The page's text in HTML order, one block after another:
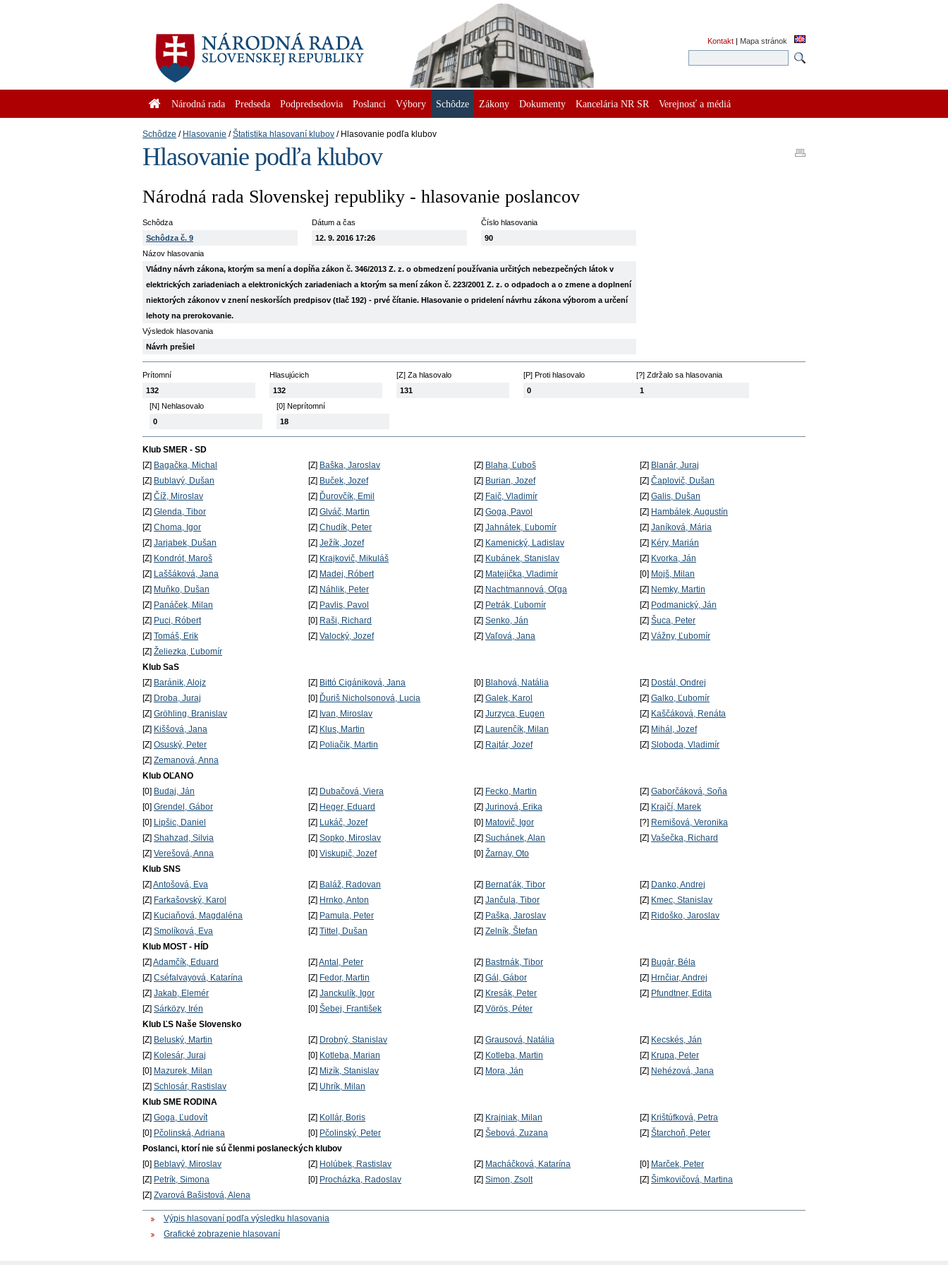
Kontakt | Mapa stránok
Národná rada Predseda Podpredsedovia Poslanci Výbory Schôdze Zákony Dokumenty Kancelária NR SR Verejnosť a médiá
Schôdze Hlasovanie Štatistika hlasovaní klubov Hlasovanie podľa klubov
Hlasovanie podľa klubov
Národná rada Slovenskej republiky - hlasovanie poslancov
Schôdza
Schôdza č. 9
Dátum a čas
12. 9. 2016 17:26
Číslo hlasovania
90
Názov hlasovania
Vládny návrh zákona, ktorým sa mení a dopĺňa zákon č. 346/2013 Z. z. o obmedzení používania určitých nebezpečných látok v
elektrických zariadeniach a elektronických zariadeniach a ktorým sa mení zákon č. 223/2001 Z. z. o odpadoch a o zmene a doplnení
niektorých zákonov v znení neskorších predpisov (tlač 192) - prvé čítanie. Hlasovanie o pridelení návrhu zákona výborom a určení
lehoty na prerokovanie.
Výsledok hlasovania
Návrh prešiel
Prítomní
132
Hlasujúcich
132
[Z] Za hlasovalo
131
[P] Proti hlasovalo
0
[?] Zdržalo sa hlasovania
1
[N] Nehlasovalo
0
[0] Neprítomní
18
Klub SMER - SD
[Z] Bagačka, Michal [Z] Baška, Jaroslav [Z] Blaha, Ľuboš [Z] Blanár, Juraj
[Z] Bublavý, Dušan [Z] Buček, Jozef [Z] Burian, Jozef [Z] Čaplovič, Dušan
[Z] Číž, Miroslav [Z] Ďurovčík, Emil [Z] Faič, Vladimír [Z] Galis, Dušan
[Z] Glenda, Tibor [Z] Glváč, Martin [Z] Goga, Pavol [Z] Hambálek, Augustín
[Z] Choma, Igor [Z] Chudík, Peter [Z] Jahnátek, Ľubomír [Z] Janíková, Mária
[Z] Jarjabek, Dušan [Z] Ježík, Jozef [Z] Kamenický, Ladislav [Z] Kéry, Marián
[Z] Kondrót, Maroš [Z] Krajkovič, Mikuláš [Z] Kubánek, Stanislav [Z] Kvorka, Ján
[Z] Laššáková, Jana [Z] Madej, Róbert [Z] Matejička, Vladimír [0] Mojš, Milan
[Z] Muňko, Dušan [Z] Náhlik, Peter [Z] Nachtmannová, Oľga [Z] Nemky, Martin
[Z] Panáček, Milan [Z] Pavlis, Pavol [Z] Petrák, Ľubomír [Z] Podmanický, Ján
[Z] Puci, Róbert [0] Raši, Richard [Z] Senko, Ján [Z] Šuca, Peter
[Z] Tomáš, Erik [Z] Valocký, Jozef [Z] Vaľová, Jana [Z] Vážny, Ľubomír
[Z] Želiezka, Ľubomír
Klub SaS
[Z] Baránik, Alojz [Z] Bittó Cigániková, Jana [0] Blahová, Natália [Z] Dostál, Ondrej
[Z] Droba, Juraj [0] Ďuriš Nicholsonová, Lucia [Z] Galek, Karol [Z] Galko, Ľubomír
[Z] Gröhling, Branislav [Z] Ivan, Miroslav [Z] Jurzyca, Eugen [Z] Kaščáková, Renáta
[Z] Kiššová, Jana [Z] Klus, Martin [Z] Laurenčík, Milan [Z] Mihál, Jozef
[Z] Osuský, Peter [Z] Poliačik, Martin [Z] Rajtár, Jozef [Z] Sloboda, Vladimír
[Z] Zemanová, Anna
Klub OĽANO
[0] Budaj, Ján [Z] Dubačová, Viera [Z] Fecko, Martin [Z] Gaborčáková, Soňa
[0] Grendel, Gábor [Z] Heger, Eduard [Z] Jurinová, Erika [Z] Krajčí, Marek
[0] Lipšic, Daniel [Z] Lukáč, Jozef [0] Matovič, Igor [?] Remišová, Veronika
[Z] Shahzad, Silvia [Z] Sopko, Miroslav [Z] Suchánek, Alan [Z] Vašečka, Richard
[Z] Verešová, Anna [0] Viskupič, Jozef [0] Žarnay, Oto
Klub SNS
[Z] Antošová, Eva [Z] Baláž, Radovan [Z] Bernaťák, Tibor [Z] Danko, Andrej
[Z] Farkašovský, Karol [Z] Hrnko, Anton [Z] Jančula, Tibor [Z] Kmec, Stanislav
[Z] Kuciaňová, Magdaléna [Z] Pamula, Peter [Z] Paška, Jaroslav [Z] Ridoško, Jaroslav
[Z] Smolíková, Eva [Z] Tittel, Dušan [Z] Zelník, Štefan
Klub MOST - HÍD
[Z] Adamčík, Eduard [Z] Antal, Peter [Z] Bastrnák, Tibor [Z] Bugár, Béla
[Z] Cséfalvayová, Katarína [Z] Fedor, Martin [Z] Gál, Gábor [Z] Hrnčiar, Andrej
[Z] Jakab, Elemér [Z] Janckulík, Igor [Z] Kresák, Peter [Z] Pfundtner, Edita
[Z] Sárközy, Irén [0] Šebej, František [Z] Vörös, Péter
Klub ĽS Naše Slovensko
[Z] Beluský, Martin [Z] Drobný, Stanislav [Z] Grausová, Natália [Z] Kecskés, Ján
[Z] Kolesár, Juraj [0] Kotleba, Marian [Z] Kotleba, Martin [Z] Krupa, Peter
[0] Mazurek, Milan [Z] Mizík, Stanislav [Z] Mora, Ján [Z] Nehézová, Jana
[Z] Schlosár, Rastislav [Z] Uhrík, Milan
Klub SME RODINA
[Z] Goga, Ľudovít [Z] Kollár, Boris [Z] Krajniak, Milan [Z] Krištúfková, Petra
[0] Pčolinská, Adriana [0] Pčolinský, Peter [Z] Šebová, Zuzana [Z] Štarchoň, Peter
Poslanci, ktorí nie sú členmi poslaneckých klubov
[0] Beblavý, Miroslav [Z] Holúbek, Rastislav [Z] Macháčková, Katarína [0] Marček, Peter
[Z] Petrík, Simona [0] Procházka, Radoslav [Z] Simon, Zsolt [Z] Šimkovičová, Martina
[Z] Zvarová Bašistová, Alena
Výpis hlasovaní podľa výsledku hlasovania
Grafické zobrazenie hlasovaní